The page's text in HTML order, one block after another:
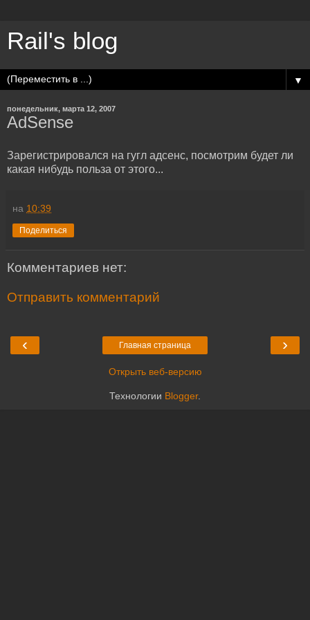
Rail's blog
▼
понедельник, марта 12, 2007
AdSense
Зарегистрировался на гугл адсенс, посмотрим будет ли
какая нибудь польза от этого...
на 10:39
Поделиться
Комментариев нет:
Отправить комментарий
‹ ›
Главная страница
Открыть веб-версию
Технологии Blogger.